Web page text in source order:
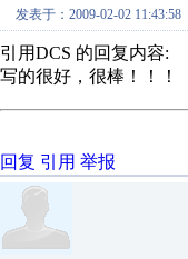
发表于：2009-02-02 11:43:58
引用DCS 的回复内容:
写的很好，很棒！！！
回复 引用 举报